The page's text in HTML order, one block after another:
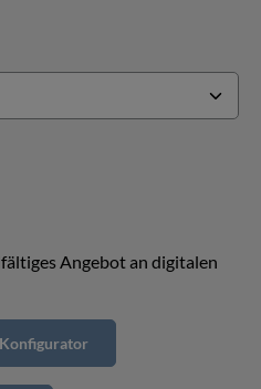
Angebot an digitalen